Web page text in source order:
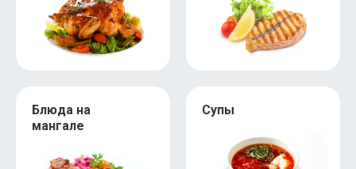
Блюда на
мангале
Супы